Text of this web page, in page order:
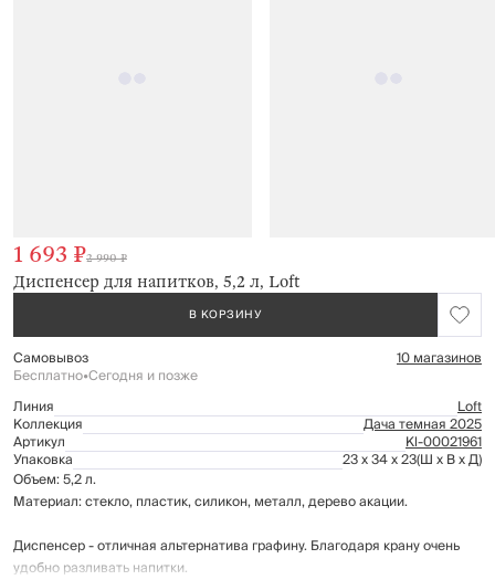
Диспенсер для напитков, 5,2 л, Loft
1 693 ₽2 990 ₽
В КОРЗИНУ
Самовывоз 10 магазинов
Бесплатно•Сегодня и позже
Линия
Loft
Коллекция Дача темная 2025
Артикул Kl-00021961
Упаковка 23 x 34 x 23(Ш x В x Д)
Объем: 5,2 л.
Материал: стекло, пластик, силикон, металл, дерево акации.
Диспенсер - отличная альтернатива графину. Благодаря крану очень
удобно разливать напитки.